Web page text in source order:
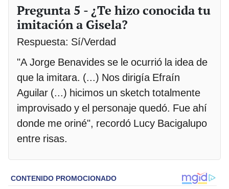
Pregunta 5 - ¿Te hizo conocida tu
imitación a Gisela?
Respuesta: Sí/Verdad
"A Jorge Benavides se le ocurrió la idea de
que la imitara. (...) Nos dirigía Efraín
Aguilar (...) hicimos un sketch totalmente
improvisado y el personaje quedó. Fue ahí
donde me oriné", recordó Lucy Bacigalupo
entre risas.